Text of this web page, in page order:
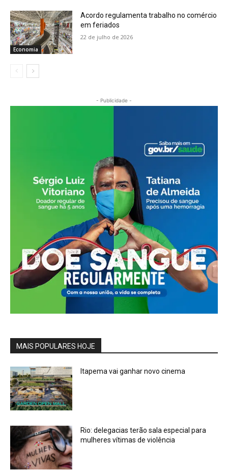
Economia
Acordo regulamenta trabalho no comércio
em feriados
22 de julho de 2026
- Publicidade -
MAIS POPULARES HOJE
Itapema vai ganhar novo cinema
Rio: delegacias terão sala especial para
mulheres vítimas de violência